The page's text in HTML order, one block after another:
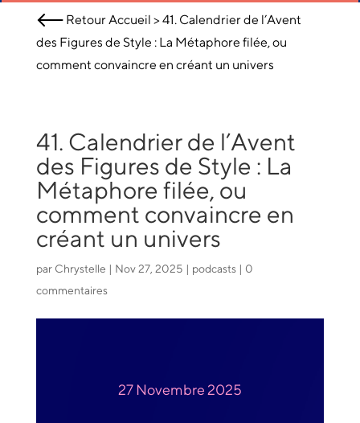
RetourAccueil > 41. Calendrier de l’Avent
des Figures de Style : La Métaphore filée, ou
comment convaincre en créant un univers
41. Calendrier de l’Avent
des Figures de Style : La
Métaphore filée, ou
comment convaincre en
créant un univers
par Chrystelle | Nov 27, 2025 | podcasts| 0
commentaires
27 Novembre 2025